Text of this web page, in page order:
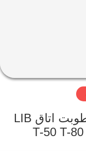
تست پایداری کم دما و رطوبت اتاق LIB